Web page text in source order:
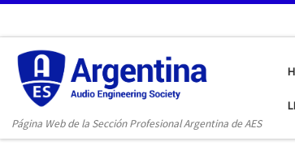
Página Web de la Sección Profesional Argentina de AES